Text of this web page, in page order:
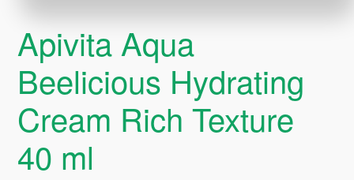
Apivita Aqua
Beelicious Hydrating
Cream Rich Texture
40 ml